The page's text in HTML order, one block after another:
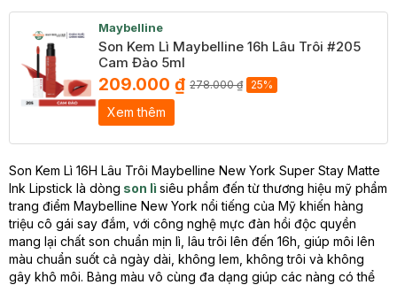
Maybelline
Son Kem Lì Maybelline 16h Lâu Trôi #205
Cam Đào 5ml
209.000 ₫ 278.000 ₫ 25%
Xem thêm
Son Kem Lì 16H Lâu Trôi Maybelline New York Super Stay Matte
Ink Lipstick là dòng son lì siêu phẩm đến từ thương hiệu mỹ phẩm
trang điểm Maybelline New York nổi tiếng của Mỹ khiến hàng
triệu cô gái say đắm, với công nghệ mực đàn hồi độc quyền
mang lại chất son chuẩn mịn lì, lâu trôi lên đến 16h, giúp môi lên
màu chuẩn suốt cả ngày dài, không lem, không trôi và không
gây khô môi. Bảng màu vô cùng đa dạng giúp các nàng có thể